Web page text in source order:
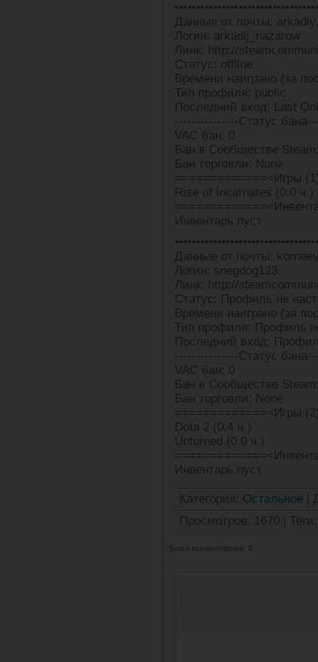
Данные от почты:
Логин: arkadij_nazarow
Линк: http://
Статус: offline
Времени наиграно (за
Тип профиля: public
Последний вход: Last
---------------Статус
VAC бан: 0
Бан в Сообществе
Бан торговли: None
=============<Игры
Rise of Incarnates (0.0 ч.)
Инвентарь пуст
Данные от почты:
Логин: snegdog123
Линк: http://
Статус: Профиль не
Времени наиграно (за
Тип профиля: Профиль
Последний вход:
---------------Статус
VAC бан: 0
Бан в Сообществе
Бан торговли: None
=============<Игры
Dota 2 (0.4 ч.)
Unturned (0.0 ч.)
Инвентарь пуст
Категория: Остальное
Просмотров: 1670 Теги :
Всего комментариев: 0